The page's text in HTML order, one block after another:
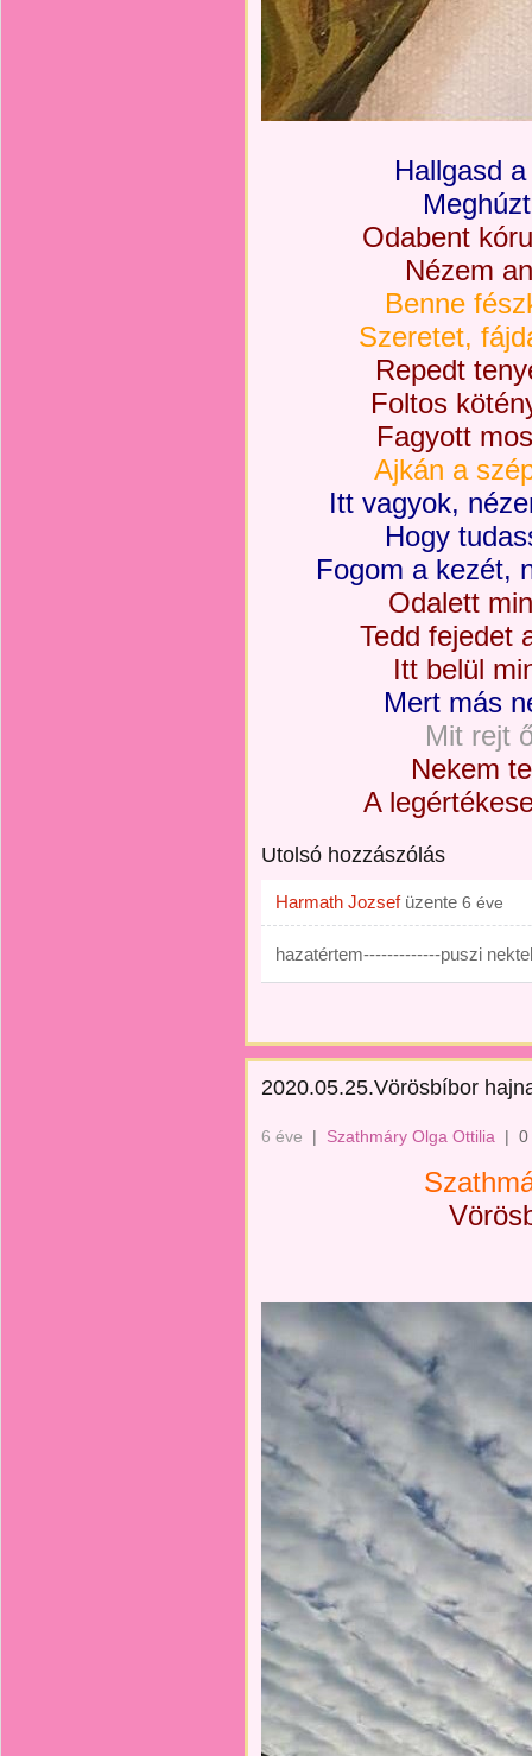
Hallgasd
Odabent
Nézem
Benne
Szeretet,
Repedt
Foltos
Fagyott
Ajkán a
Itt vagyok,
Hogy
Fogom a kezét,
Odalett
Tedd fejedet
Itt belül
Mert más
Mit rejt
Nekem
A
Utolsó hozzászólás
Harmath Jozsefüzente 6 éve
hazatértem-------------puszi
2020.05.25.Vörösbíbor
6 éve | Szathmáry Olga Ottilia | 0